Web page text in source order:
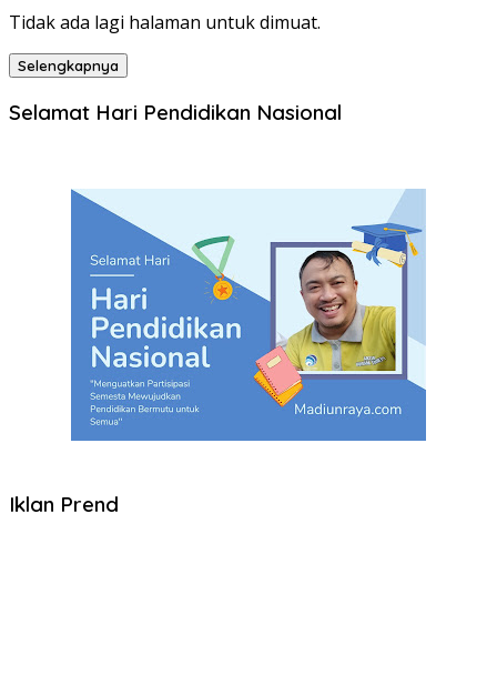
Tidak ada lagi halaman untuk dimuat.
Selengkapnya
Selamat Hari Pendidikan Nasional
Iklan Prend